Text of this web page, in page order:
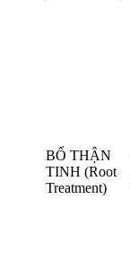
BỔ THẬN
TINH (Root
Treatment)